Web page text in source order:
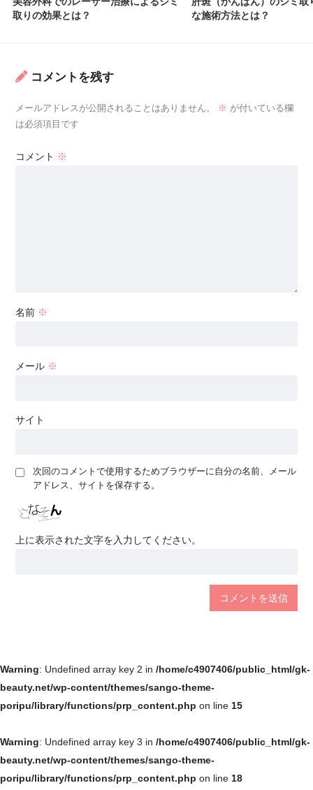
取りの効果とは？
な施術方法とは？
コメントを残す
メールアドレスが公開されることはありません。 ※ が付いている欄
は必須項目です
コメント ※
名前 ※
メール ※
サイト
次回のコメントで使用するためブラウザーに自分の名前、メール
アドレス、サイトを保存する。
上に表示された文字を入力してください。
Warning: Undefined array key 2 in /home/c4907406/public_html/gk-
beauty.net/wp-content/themes/sango-theme-
poripu/library/functions/prp_content.php on line 15
Warning: Undefined array key 3 in /home/c4907406/public_html/gk-
beauty.net/wp-content/themes/sango-theme-
poripu/library/functions/prp_content.php on line 18